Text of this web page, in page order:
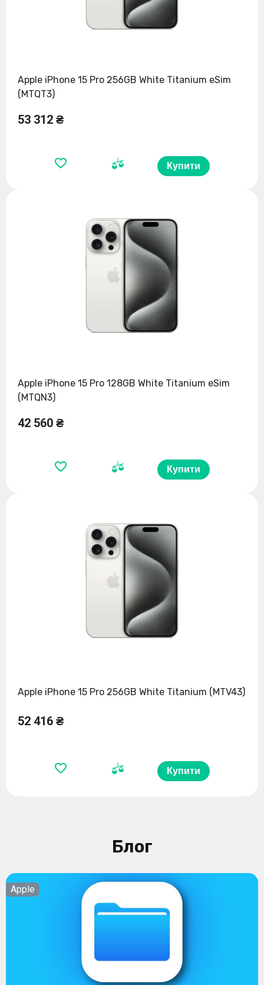
Apple iPhone 15 Pro 256GB White Titanium eSim
(MTQT3)
53 312 ₴
Купити
Apple iPhone 15 Pro 128GB White Titanium eSim
(MTQN3)
42 560 ₴
Купити
Apple iPhone 15 Pro 256GB White Titanium (MTV43)
52 416 ₴
Купити
Блог
Apple